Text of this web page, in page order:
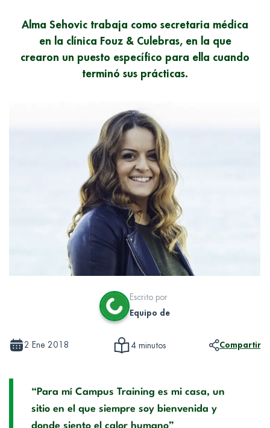
Alma Sehovic trabaja como secretaria médica
en la clínica Fouz & Culebras, en la que
crearon un puesto específico para ella cuando
terminó sus prácticas.
Escrito por
Equipo de
2 Ene 2018 4 minutos Compartir
“Para mí Campus Training es mi casa, un
sitio en el que siempre soy bienvenida y
donde siento el calor humano”